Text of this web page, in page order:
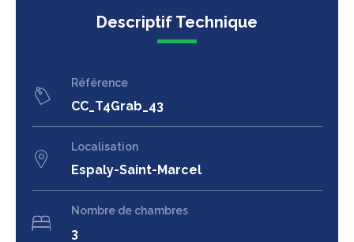
Descriptif Technique
Référence
CC_T4Grab_43
Localisation
Espaly-Saint-Marcel
Nombre de chambres
3